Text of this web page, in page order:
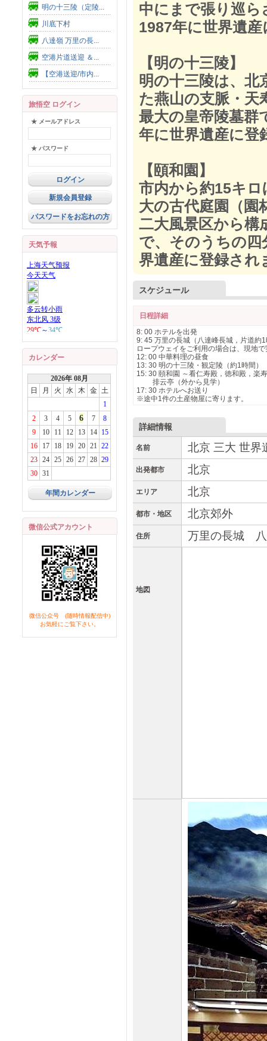
明の十三陵（定陵...
川底下村
八達嶺 万里の長...
空港片道送迎 ＆...
【空港送迎/市内...
旅悟空 ログイン
★ メールアドレス
★ パスワード
新規会員登録
パスワードをお忘れの方
天気予報
カレンダー
2026年 08月
日
月 火 水 木 金 土
1
2
3 4 5 6 7
8
9
10 11 12 13 14
15
16
17 18 19 20 21 22
23
24 25 26 27 28 29
30
31
年間カレンダー
微信公式アカウント
微信公众号 (随時情報配信中)
お気軽にご覧下さい。
中にまで張り巡
1987年に世界遺
【明の十三陵】
明の十三陵は、北
た燕山の支脈・天
最大の皇帝陵墓群
年に世界遺産に登
【頤和園】
市内から約15キ
大の古代庭園（園
二大風景区から構
で、そのうちの
界遺産に登録され
スケジュール
日程詳細
8: 00 ホテルを出発
9: 45 万里の長城（八達峰長城，片道約
ロープウェイをご利用の場合は、現地
12: 00 中華料理の昼食
13: 30 明の十三陵・観定陵（約1時間）
15: 30 頤和園 ～看仁寿殿，徳和殿，楽
排云亭（外から見学）
17: 30 ホテルへお送り
※途中1件の土産物屋に寄ります。
詳細情報
名前 北京 三大 世界
出発都市 北京
エリア 北京
都市・地区 北京郊外
住所 万里の長城
地図